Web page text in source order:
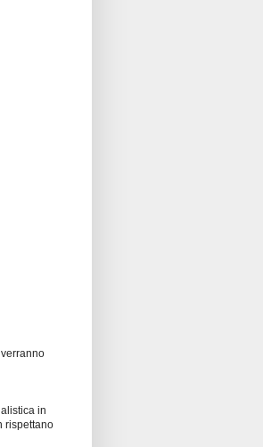
in
rispettano